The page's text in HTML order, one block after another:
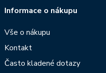
Informace o nákupu
Vše o nákupu
Kontakt
Často kladené dotazy